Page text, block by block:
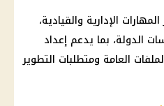
الإدارية والقيادية،
الدولة، بما يدعم إعداد
العامة ومتطلبات التطوير